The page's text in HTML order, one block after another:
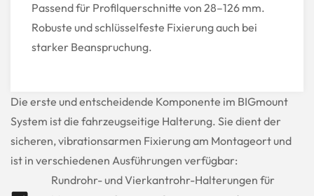
Passend für Profilquerschnitte von 28–126 mm.
Robuste und schlüsselfeste Fixierung auch bei
starker Beanspruchung.
Die erste und entscheidende Komponente im BIGmount
System ist die fahrzeugseitige Halterung. Sie dient der
sicheren, vibrationsarmen Fixierung am Montageort und
ist in verschiedenen Ausführungen verfügbar:
Rundrohr- und Vierkantrohr-Halterungen für